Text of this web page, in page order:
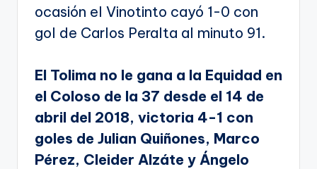
ocasión el Vinotinto cayó 1-0 con
gol de Carlos Peralta al minuto 91.
El Tolima no le gana a la Equidad en
el Coloso de la 37 desde el 14 de
abril del 2018, victoria 4-1 con
goles de Julian Quiñones, Marco
Pérez, Cleider Alzáte y Ángelo